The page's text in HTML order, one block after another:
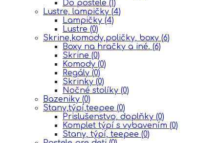
Do postele (1)
Lustre, lampičky (4)
Lampičky (4)
Lustre (0)
Skrine,komody,poličky, boxy (6)
Boxy na hračky a iné. (6)
Skrine (0)
Komody (0)
Regály (0)
Skrinky (0)
Nočné stolíky (0)
Bazeniky (0)
Stany,týpí,teepee (0)
Prislušenstvo, doplňky (0)
Komplet týpí s vybavením (0)
Stany, týpí, teepee (0)